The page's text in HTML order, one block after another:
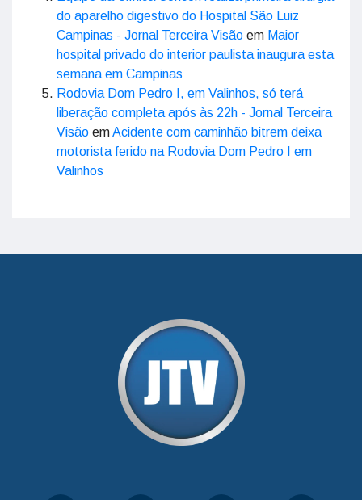
do aparelho digestivo do Hospital São Luiz
Campinas - Jornal Terceira Visão em Maior
hospital privado do interior paulista inaugura esta
semana em Campinas
Rodovia Dom Pedro I, em Valinhos, só terá
liberação completa após às 22h - Jornal Terceira
Visão emAcidente com caminhão bitrem deixa
motorista ferido na Rodovia Dom Pedro I em
Valinhos